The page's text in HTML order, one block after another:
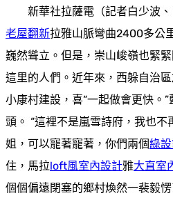
新華社拉薩電（記者白少波
老屋翻新拉雅山脈彎曲2400多公
巍然聳立。但是，崇山峻嶺也緊
這里的人們。近年來，西躲自治
小康村建設，喜“一起做會更快。
頭。 “這裡不是嵐雪詩府，我也不
姐，可以寵著寵著，你們兩個綠
住，馬拉loft風室內設計雅大直室
個個偏遠閉塞的鄉村煥然一裴毅